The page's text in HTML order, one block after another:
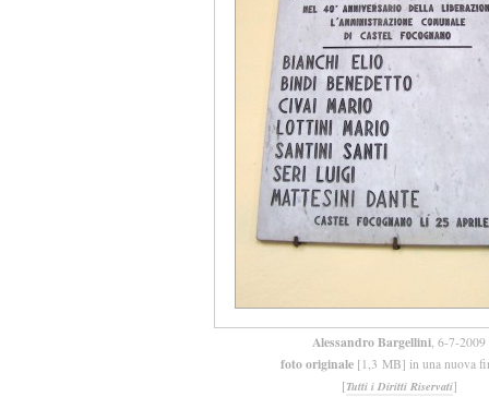
Alessandro Bargellini , 6-7-2009
foto originale [1,3 MB] in una nuova
[Tutti i Diritti Riservati]